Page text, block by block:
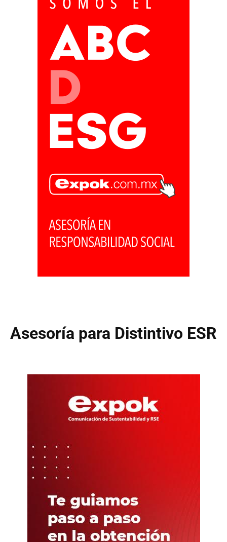
Asesoría para Distintivo ESR